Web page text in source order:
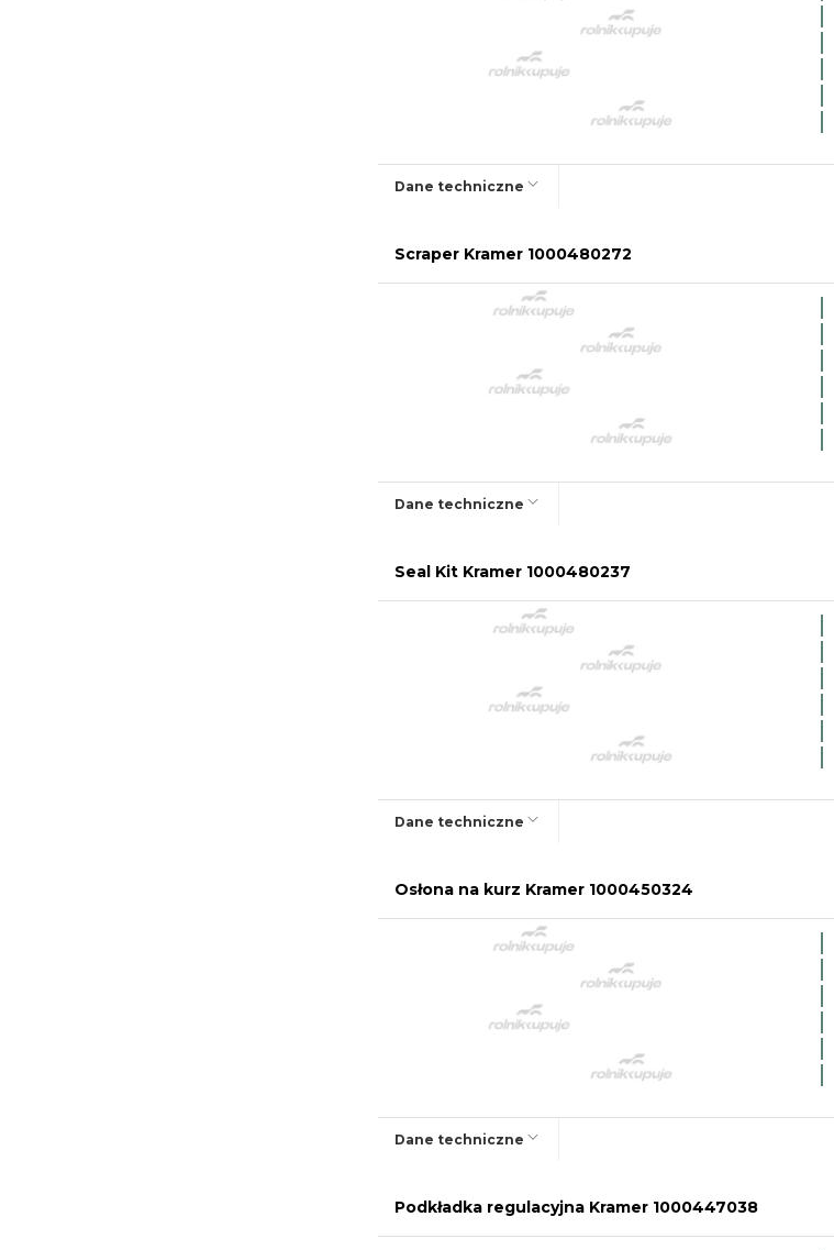
Dane techniczne
Scraper Kramer 1000480272
Dane techniczne
Seal Kit Kramer 1000480237
Dane techniczne
Osłona na kurz Kramer 1000450324
Dane techniczne
Podkładka regulacyjna Kramer 1000447038